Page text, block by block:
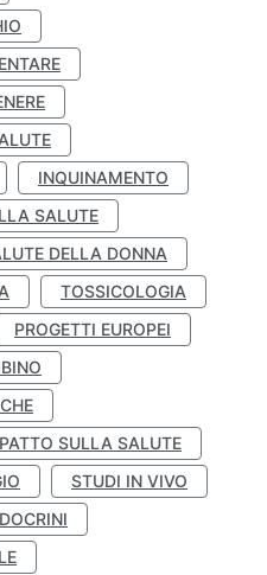
INQUINAMENTO
SALUTE
DELLA DONNA
TOSSICOLOGIA
PROGETTI EUROPEI
SULLA SALUTE
STUDI IN VIVO